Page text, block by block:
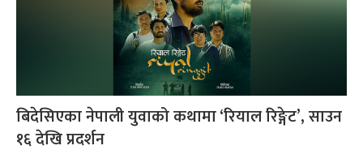
बिदेसिएका नेपाली युवाको कथामा ‘रियाल रिङ्गेट’, साउन
१६ देखि प्रदर्शन